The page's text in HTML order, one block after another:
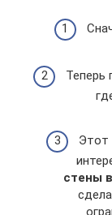
Теперь
Этот
стены